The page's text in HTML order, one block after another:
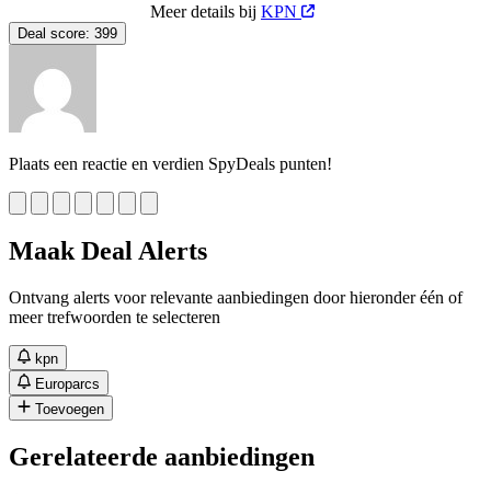
Meer details bij KPN
Deal score: 399
Plaats een reactie en verdien SpyDeals punten!
Maak Deal Alerts
Ontvang alerts voor relevante aanbiedingen door hieronder één of
meer trefwoorden te selecteren
kpn
Europarcs
Toevoegen
Gerelateerde aanbiedingen